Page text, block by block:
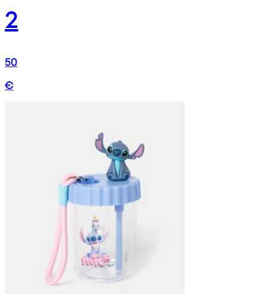
2
50
€